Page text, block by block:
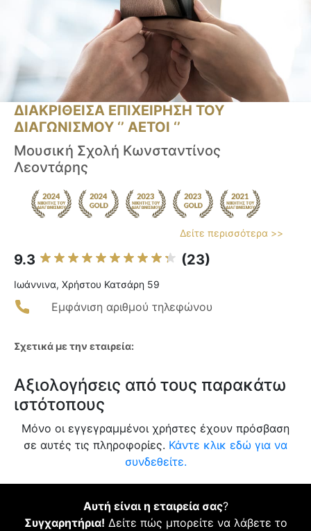
ΔΙΑΚΡΙΘΕΙΣΑ ΕΠΙΧΕΙΡΗΣΗ ΤΟΥ
ΔΙΑΓΩΝΙΣΜΟΥ ‘’ ΑΕΤΟΙ ‘’
Μουσική Σχολή Κωνσταντίνος
Λεοντάρης
Δείτε περισσότερα >>
9.3 (23)
Ιωάννινα, Χρήστου Κατσάρη 59
Εμφάνιση αριθμού τηλεφώνου
Σχετικά με την εταιρεία:
Αξιολογήσεις από τους παρακάτω
ιστότοπους
Μόνο οι εγγεγραμμένοι χρήστες έχουν πρόσβαση
σε αυτές τις πληροφορίες. Κάντε κλικ εδώ για να
συνδεθείτε.
Αυτή είναι η εταιρεία σας?
Συγχαρητήρια! Δείτε πώς μπορείτε να λάβετε το